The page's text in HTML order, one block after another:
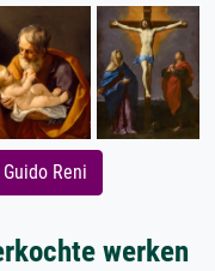
Reni
werken